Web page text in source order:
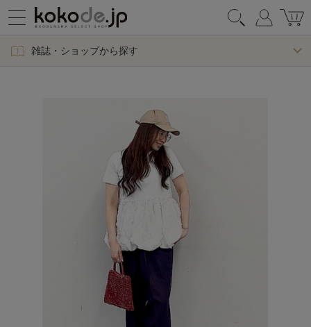
雑誌・ショップから探す